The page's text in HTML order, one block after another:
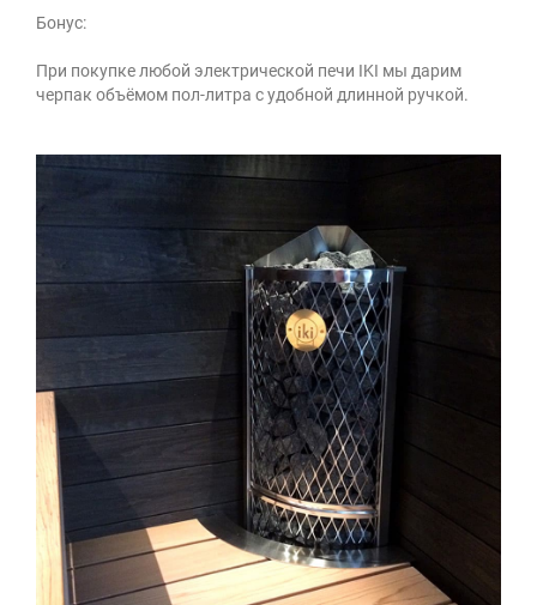
Бонус:
При покупке любой электрической печи IKI мы дарим
черпак объёмом пол-литра с удобной длинной ручкой.